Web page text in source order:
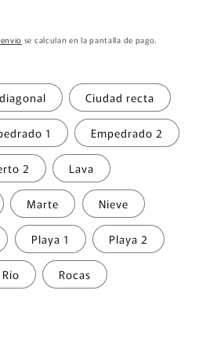
se calculan en la pantalla de pago.
Ciudad diagonal Ciudad recta
1 Empedrado 2
2 Lava
Marte Nieve
Playa 1 Playa 2
Río Rocas